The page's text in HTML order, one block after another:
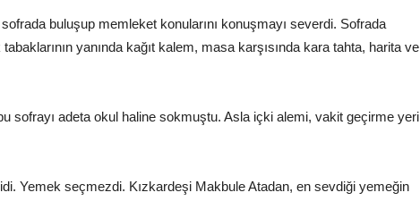
buluşup memleket konularını konuşmayı severdi. Sofrada
tabaklarının yanında kağıt kalem, masa karşısında kara tahta, harita ve
sofrayı adeta okul haline sokmuştu. Asla içki alemi, vakit geçirme yeri
Yemek seçmezdi. Kızkardeşi Makbule Atadan, en sevdiği yemeğin